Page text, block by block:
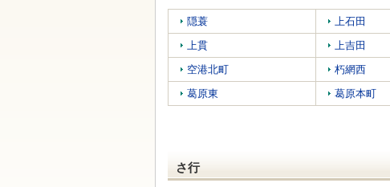
隠蓑 上石田
上貫
上吉田
空港北町
朽網西
葛原東
葛原本町
さ行